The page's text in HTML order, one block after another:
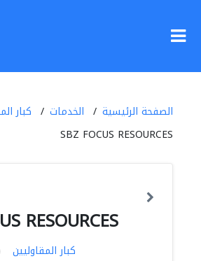
الصفحة الرئيسية الخدمات
كبار
SBZ FOCUS RESOURCES
RESOURCES
كبار المقاوليين